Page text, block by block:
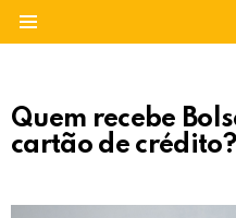
Quem recebe
cartão de crédito?